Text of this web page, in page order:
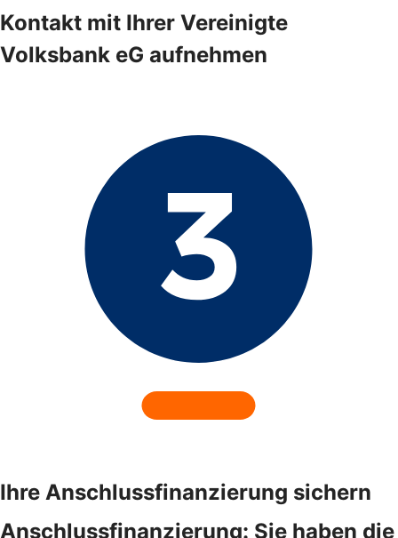
Kontakt mit Ihrer Vereinigte
Volksbank eG aufnehmen
Ihre Anschlussfinanzierung sichern
Anschlussfinanzierung: Sie haben die